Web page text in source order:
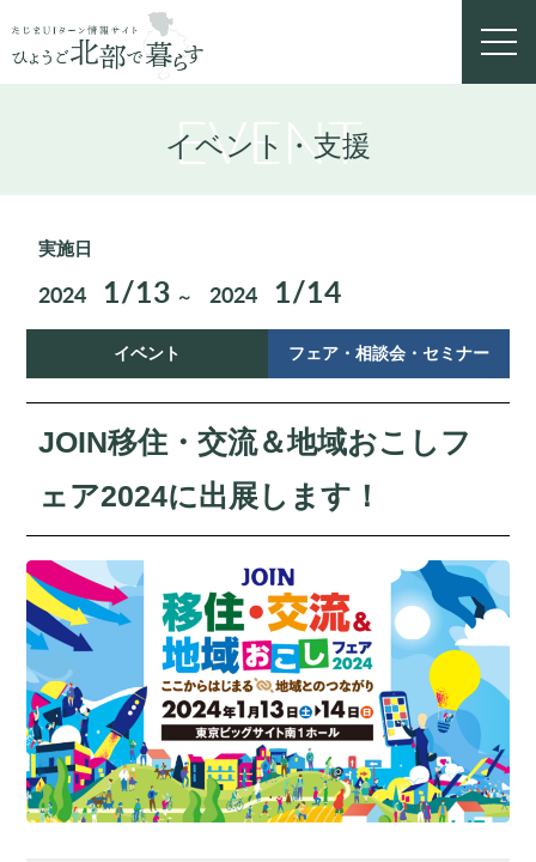
EVENT
イベント・支援
実施日
2024 1/13 ～ 2024 1/14
イベント フェア・相談会・セミナー
JOIN移住・交流＆地域おこしフ
ェア2024に出展します！